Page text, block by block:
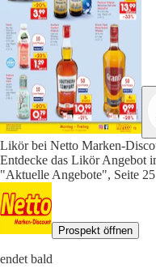
Likör bei Netto Marken-
Entdecke das Likör Angebot
"Aktuelle Angebote", Seite 25
Prospekt öffnen
endet bald